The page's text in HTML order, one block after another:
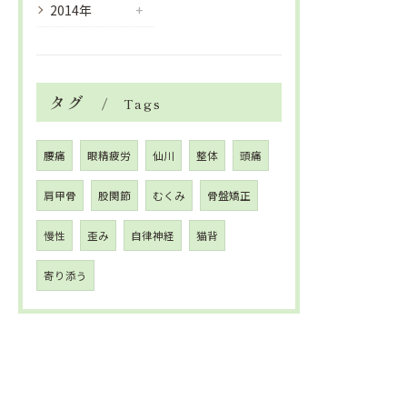
2014年
タグ Tags
腰痛 眼精疲労 仙川 整体 頭痛
肩甲骨 股関節 むくみ 骨盤矯正
慢性 歪み 自律神経 猫背
寄り添う